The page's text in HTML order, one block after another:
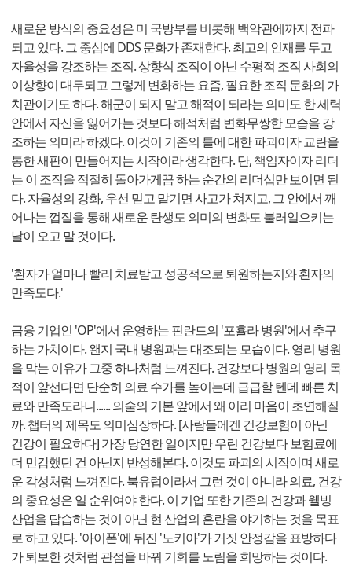
새로운 방식의 중요성은 미 국방부를 비롯해 백악관에까지 전파
되고 있다. 그 중심에 DDS 문화가 존재한다. 최고의 인재를 두고
자율성을 강조하는 조직. 상향식 조직이 아닌 수평적 조직 사회의
이상향이 대두되고 그렇게 변화하는 요즘, 필요한 조직 문화의 가
치관이기도 하다. 해군이 되지 말고 해적이 되라는 의미도 한 세력
안에서 자신을 잃어가는 것보다 해적처럼 변화무쌍한 모습을 강
조하는 의미라 하겠다. 이것이 기존의 틀에 대한 파괴이자 교란을
통한 새판이 만들어지는 시작이라 생각한다. 단, 책임자이자 리더
는 이 조직을 적절히 돌아가게끔 하는 순간의 리더십만 보이면 된
다. 자율성의 강화, 우선 믿고 맡기면 사고가 쳐지고, 그 안에서 깨
어나는 껍질을 통해 새로운 탄생도 의미의 변화도 불러일으키는
날이 오고 말 것이다.
'환자가 얼마나 빨리 치료받고 성공적으로 퇴원하는지와 환자의
만족도다.'
금융 기업인 'OP'에서 운영하는 핀란드의 '포횰라 병원'에서 추구
하는 가치이다. 왠지 국내 병원과는 대조되는 모습이다. 영리 병원
을 막는 이유가 그중 하나처럼 느껴진다. 건강보다 병원의 영리 목
적이 앞선다면 단순히 의료 수가를 높이는데 급급할 텐데 빠른 치
료와 만족도라니...... 의술의 기본 앞에서 왜 이리 마음이 초연해질
까. 챕터의 제목도 의미심장하다. [사람들에겐 건강보험이 아닌
건강이 필요하다] 가장 당연한 일이지만 우린 건강보다 보험료에
더 민감했던 건 아닌지 반성해본다. 이것도 파괴의 시작이며 새로
운 각성처럼 느껴진다. 북유럽이라서 그런 것이 아니라 의료, 건강
의 중요성은 일 순위여야 한다. 이 기업 또한 기존의 건강과 웰빙
산업을 답습하는 것이 아닌 현 산업의 혼란을 야기하는 것을 목표
로 하고 있다. '아이폰'에 뒤진 '노키아'가 거짓 안정감을 표방하다
가 퇴보한 것처럼 관점을 바꿔 기회를 노림을 희망하는 것이다.